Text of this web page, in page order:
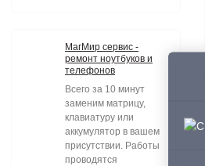
МагМир сервис -
ремонт ноутбуков и
телефонов
Всего за 10 минут
заменим матрицу,
клавиатуру или
аккумулятор в вашем
присутствии. Работы
проводятся